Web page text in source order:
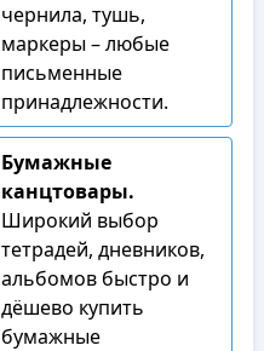
чернила, тушь,
маркеры – любые
письменные
принадлежности.
Бумажные
канцтовары.
Широкий выбор
тетрадей, дневников,
альбомов быстро и
дёшево купить
бумажные